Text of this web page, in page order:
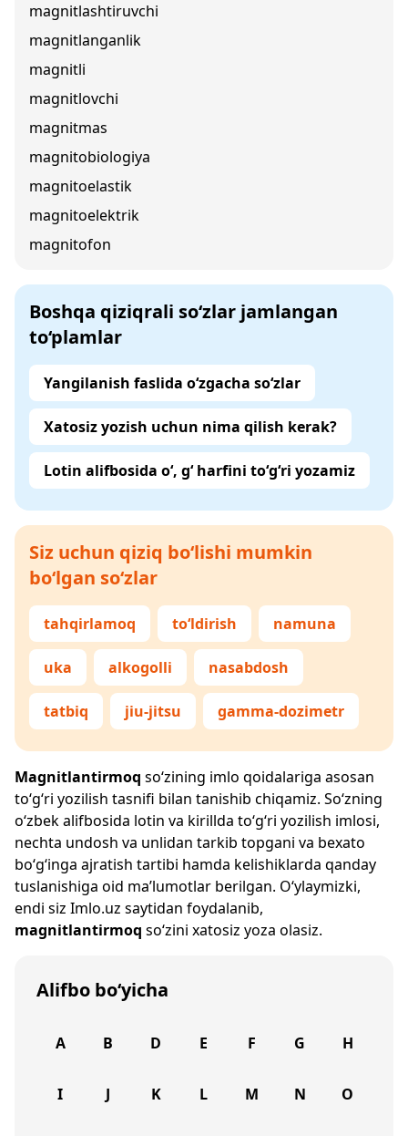
magnitlashtiruvchi
magnitlanganlik
magnitli
magnitlovchi
magnitmas
magnitobiologiya
magnitoelastik
magnitoelektrik
magnitofon
Boshqa qiziqrali so‘zlar jamlangan
to‘plamlar
Yangilanish faslida o‘zgacha so‘zlar
Xatosiz yozish uchun nima qilish kerak?
Lotin alifbosida o‘, g‘ harfini to‘g‘ri yozamiz
Siz uchun qiziq bo‘lishi mumkin
bo‘lgan so‘zlar
tahqirlamoq to‘ldirish namuna
uka alkogolli nasabdosh
tatbiq jiu-jitsu gamma-dozimetr
Magnitlantirmoq so‘zining imlo qoidalariga asosan
to‘g‘ri yozilish tasnifi bilan tanishib chiqamiz. So‘zning
o‘zbek alifbosida lotin va kirillda to‘g‘ri yozilish imlosi,
nechta undosh va unlidan tarkib topgani va bexato
bo‘g‘inga ajratish tartibi hamda kelishiklarda qanday
tuslanishiga oid ma’lumotlar berilgan. O‘ylaymizki,
endi siz Imlo.uz saytidan foydalanib,
magnitlantirmoq so‘zini xatosiz yoza olasiz.
Alifbo bo‘yicha
A B D E F G H
I J K L M N O